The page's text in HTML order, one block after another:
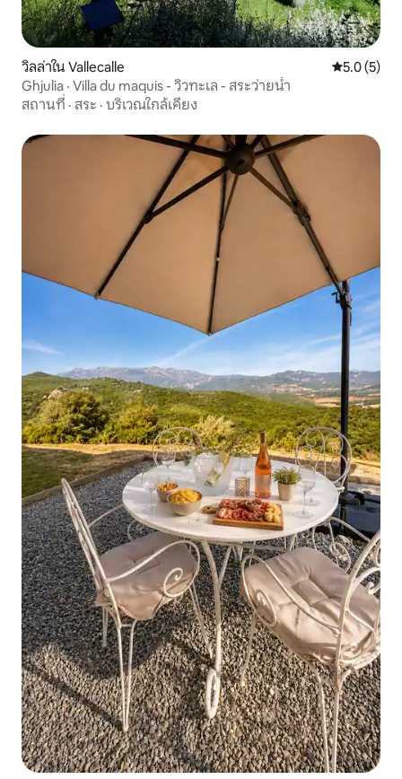
วิลล่าใน Vallecalle คะแนนเฉลี่
5.0 (5)
Ghjulia · Villa du maquis - วิวทะเล - สระว่ายน้ำ
สถานที่ · สระ · บริเวณใกล้เคียง